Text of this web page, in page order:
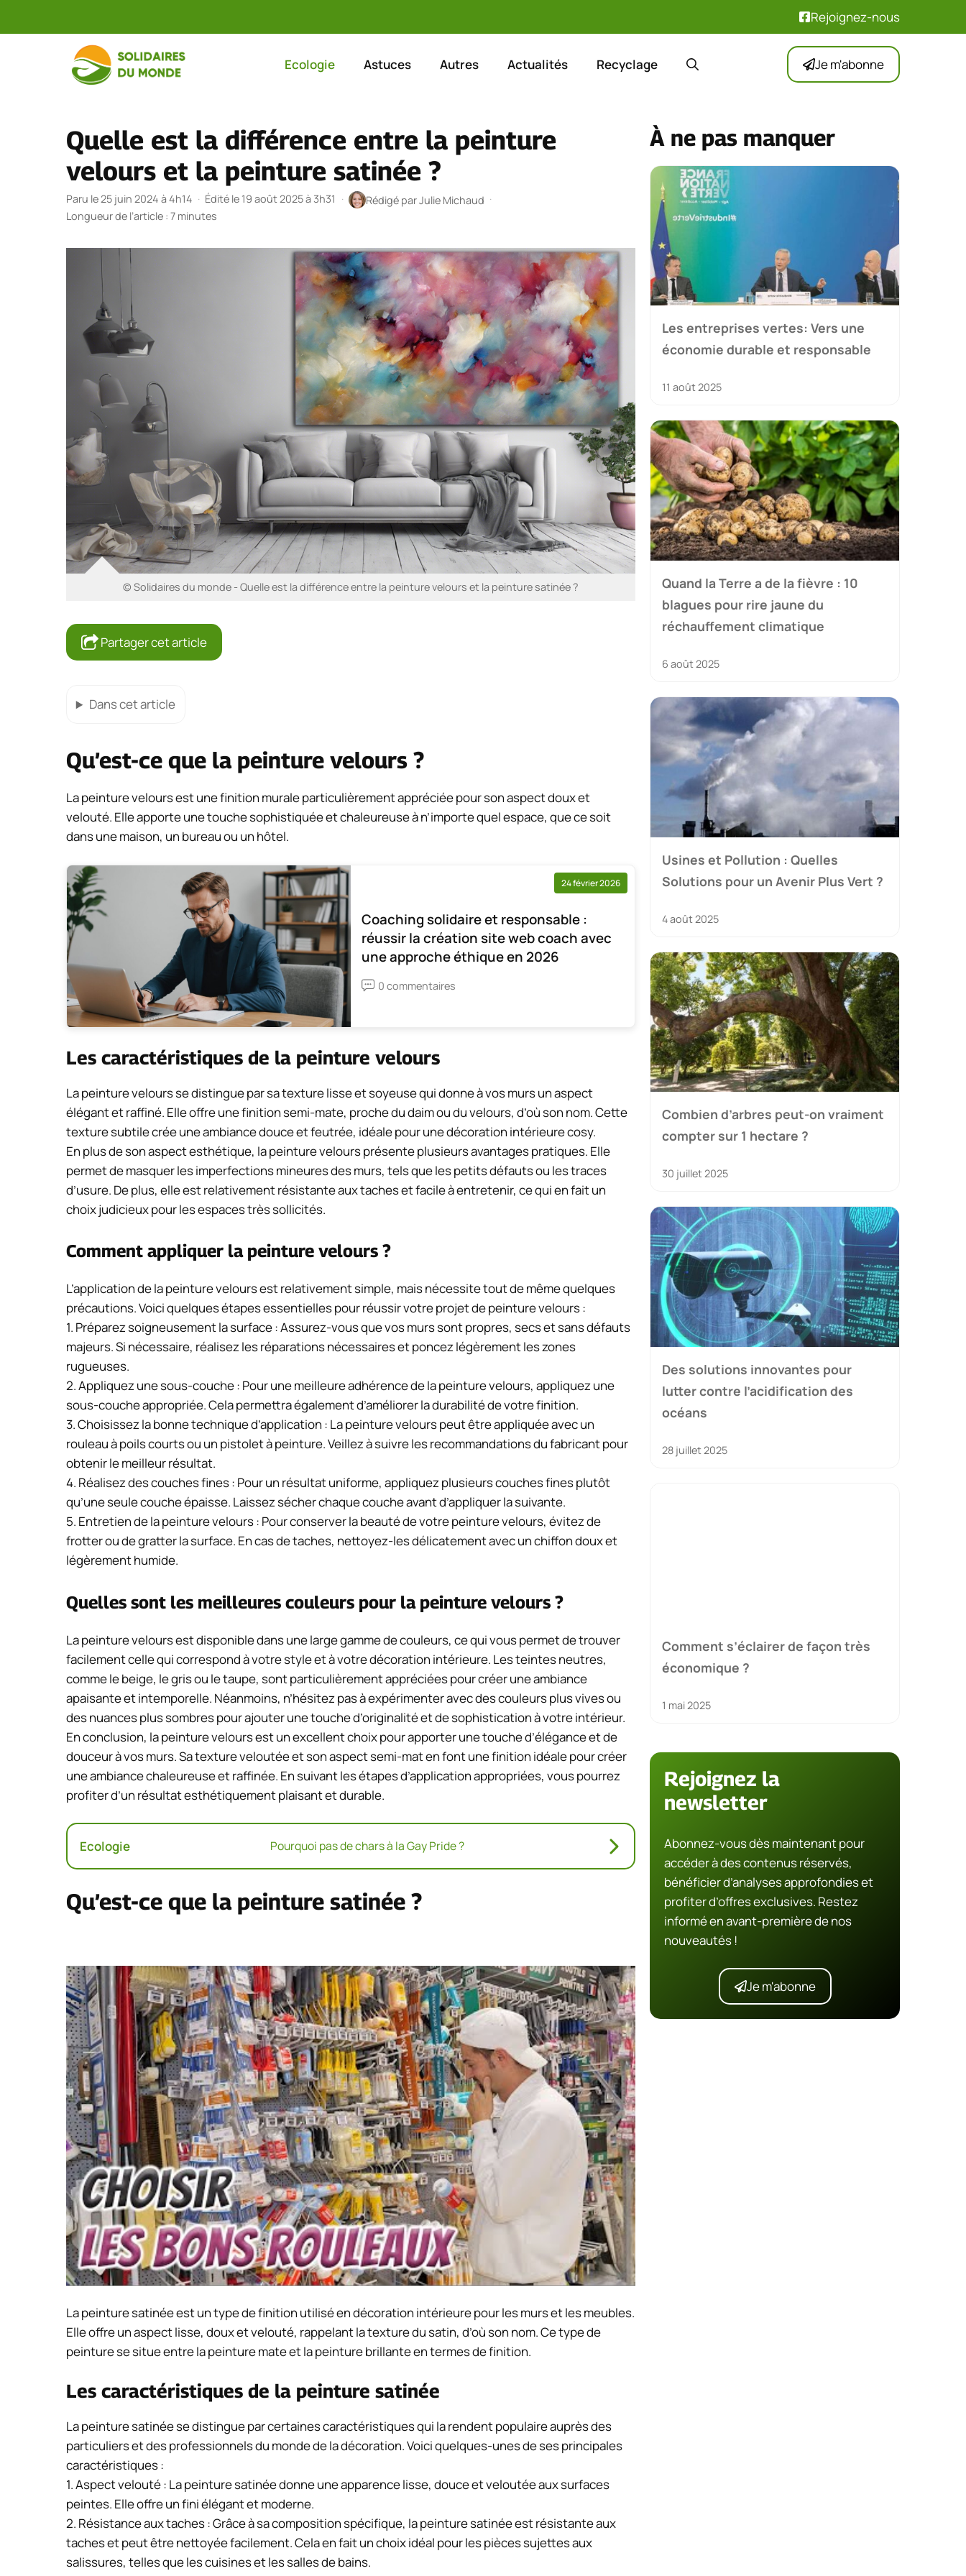
Rejoignez-nous
Ecologie Astuces Autres Actualités Recyclage Je m'abonne
Quelle est la différence entre la peinture
velours et la peinture satinée ?
Paru le 25 juin 2024 à 4h14 · Édité le 19 août 2025 à 3h31 · Rédigé parJulie Michaud ·
Longueur de l’article : 7 minutes
© Solidaires du monde - Quelle est la différence entre la peinture velours et la peinture satinée ?
Partager cet article
Dans cet article
Qu’est-ce que la peinture velours ?
La peinture velours est une finition murale particulièrement appréciée pour son aspect doux et
velouté. Elle apporte une touche sophistiquée et chaleureuse à n’importe quel espace, que ce soit
dans une maison, un bureau ou un hôtel.
24 février 2026
Coaching solidaire et responsable :
réussir la création site web coach avec
une approche éthique en 2026
0 commentaires
Les caractéristiques de la peinture velours
La peinture velours se distingue par sa texture lisse et soyeuse qui donne à vos murs un aspect
élégant et raffiné. Elle offre une finition semi-mate, proche du daim ou du velours, d’où son nom. Cette
texture subtile crée une ambiance douce et feutrée, idéale pour une décoration intérieure cosy.
En plus de son aspect esthétique, la peinture velours présente plusieurs avantages pratiques. Elle
permet de masquer les imperfections mineures des murs, tels que les petits défauts ou les traces
d’usure. De plus, elle est relativement résistante aux taches et facile à entretenir, ce qui en fait un
choix judicieux pour les espaces très sollicités.
Comment appliquer la peinture velours ?
L’application de la peinture velours est relativement simple, mais nécessite tout de même quelques
précautions. Voici quelques étapes essentielles pour réussir votre projet de peinture velours :
1. Préparez soigneusement la surface : Assurez-vous que vos murs sont propres, secs et sans défauts
majeurs. Si nécessaire, réalisez les réparations nécessaires et poncez légèrement les zones
rugueuses.
2. Appliquez une sous-couche : Pour une meilleure adhérence de la peinture velours, appliquez une
sous-couche appropriée. Cela permettra également d’améliorer la durabilité de votre finition.
3. Choisissez la bonne technique d’application : La peinture velours peut être appliquée avec un
rouleau à poils courts ou un pistolet à peinture. Veillez à suivre les recommandations du fabricant pour
obtenir le meilleur résultat.
4. Réalisez des couches fines : Pour un résultat uniforme, appliquez plusieurs couches fines plutôt
qu’une seule couche épaisse. Laissez sécher chaque couche avant d’appliquer la suivante.
5. Entretien de la peinture velours : Pour conserver la beauté de votre peinture velours, évitez de
frotter ou de gratter la surface. En cas de taches, nettoyez-les délicatement avec un chiffon doux et
légèrement humide.
Quelles sont les meilleures couleurs pour la peinture velours ?
La peinture velours est disponible dans une large gamme de couleurs, ce qui vous permet de trouver
facilement celle qui correspond à votre style et à votre décoration intérieure. Les teintes neutres,
comme le beige, le gris ou le taupe, sont particulièrement appréciées pour créer une ambiance
apaisante et intemporelle. Néanmoins, n’hésitez pas à expérimenter avec des couleurs plus vives ou
des nuances plus sombres pour ajouter une touche d’originalité et de sophistication à votre intérieur.
En conclusion, la peinture velours est un excellent choix pour apporter une touche d’élégance et de
douceur à vos murs. Sa texture veloutée et son aspect semi-mat en font une finition idéale pour créer
une ambiance chaleureuse et raffinée. En suivant les étapes d’application appropriées, vous pourrez
profiter d’un résultat esthétiquement plaisant et durable.
Ecologie Pourquoi pas de chars à la Gay Pride ?
Qu’est-ce que la peinture satinée ?
La peinture satinée est un type de finition utilisé en décoration intérieure pour les murs et les meubles.
Elle offre un aspect lisse, doux et velouté, rappelant la texture du satin, d’où son nom. Ce type de
peinture se situe entre la peinture mate et la peinture brillante en termes de finition.
Les caractéristiques de la peinture satinée
La peinture satinée se distingue par certaines caractéristiques qui la rendent populaire auprès des
particuliers et des professionnels du monde de la décoration. Voici quelques-unes de ses principales
caractéristiques :
1. Aspect velouté : La peinture satinée donne une apparence lisse, douce et veloutée aux surfaces
peintes. Elle offre un fini élégant et moderne.
2. Résistance aux taches : Grâce à sa composition spécifique, la peinture satinée est résistante aux
taches et peut être nettoyée facilement. Cela en fait un choix idéal pour les pièces sujettes aux
salissures, telles que les cuisines et les salles de bains.
À ne pas manquer
Les entreprises vertes: Vers une
économie durable et responsable
11 août 2025
Quand la Terre a de la fièvre : 10
blagues pour rire jaune du
réchauffement climatique
6 août 2025
Usines et Pollution : Quelles
Solutions pour un Avenir Plus Vert ?
4 août 2025
Combien d’arbres peut-on vraiment
compter sur 1 hectare ?
30 juillet 2025
Des solutions innovantes pour
lutter contre l’acidification des
océans
28 juillet 2025
Comment s’éclairer de façon très
économique ?
1 mai 2025
Rejoignez la
newsletter
Abonnez-vous dès maintenant pour
accéder à des contenus réservés,
bénéficier d’analyses approfondies et
profiter d’offres exclusives. Restez
informé en avant-première de nos
nouveautés !
Je m'abonne